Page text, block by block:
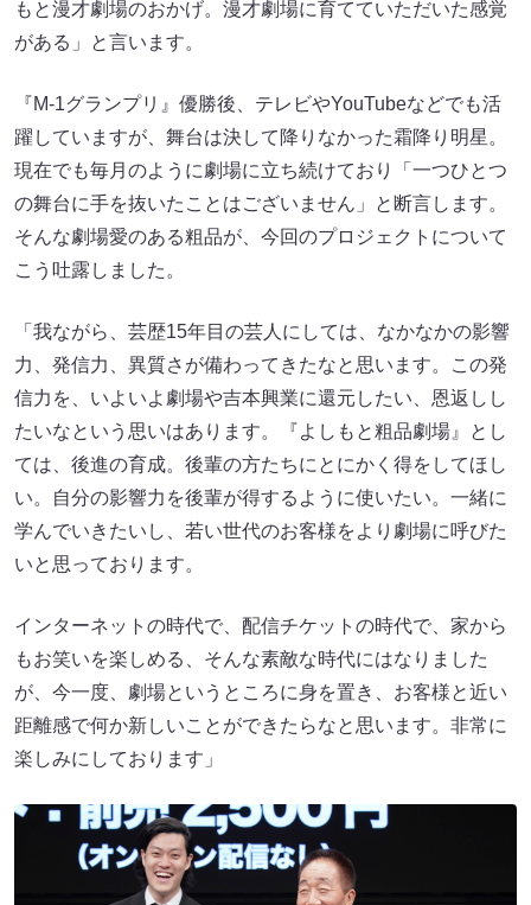
もと漫才劇場のおかげ。漫才劇場に育てていただいた感覚
がある」と言います。
『M-1グランプリ』優勝後、テレビやYouTubeなどでも活
躍していますが、舞台は決して降りなかった霜降り明星。
現在でも毎月のように劇場に立ち続けており「一つひとつ
の舞台に手を抜いたことはございません」と断言します。
そんな劇場愛のある粗品が、今回のプロジェクトについて
こう吐露しました。
「我ながら、芸歴15年目の芸人にしては、なかなかの影響
力、発信力、異質さが備わってきたなと思います。この発
信力を、いよいよ劇場や吉本興業に還元したい、恩返しし
たいなという思いはあります。『よしもと粗品劇場』とし
ては、後進の育成。後輩の方たちにとにかく得をしてほし
い。自分の影響力を後輩が得するように使いたい。一緒に
学んでいきたいし、若い世代のお客様をより劇場に呼びた
いと思っております。
インターネットの時代で、配信チケットの時代で、家から
もお笑いを楽しめる、そんな素敵な時代にはなりました
が、今一度、劇場というところに身を置き、お客様と近い
距離感で何か新しいことができたらなと思います。非常に
楽しみにしております」